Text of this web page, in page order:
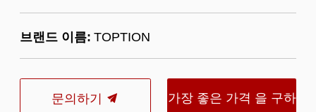
브랜드 이름: TOPTION
문의하기 가장 좋은 가격 을 구하